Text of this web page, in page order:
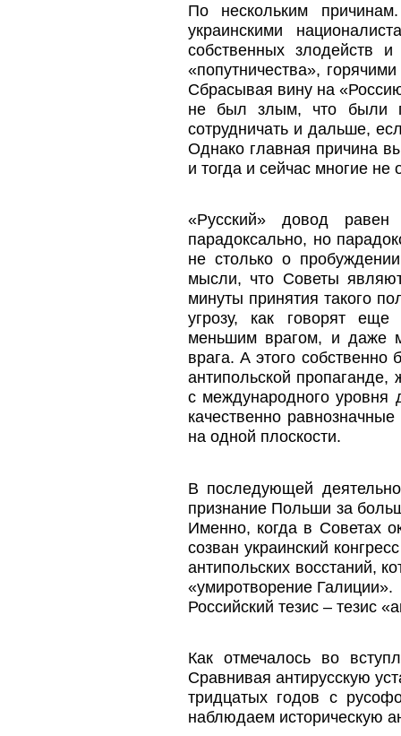
По нескольким
украинскими
собственных злодейств
«попутничества»,
Сбрасывая вину на
не был злым, что были
сотрудничать и дальше,
Однако главная причина
и тогда и сейчас многие не
«Русский» довод равен
парадоксально, но
не столько о
мысли, что Советы
минуты принятия такого
угрозу, как говорят еще
меньшим врагом, и даже
врага. А этого собственно
антипольской
с международного уровня
качественно
на одной плоскости.
В последующей
признание Польши за
Именно, когда в Советах
созван украинский
антипольских восстаний,
«умиротворение Галиции».
Российский тезис – тезис
Как отмечалось во
Сравнивая антирусскую
тридцатых годов с
наблюдаем историческую